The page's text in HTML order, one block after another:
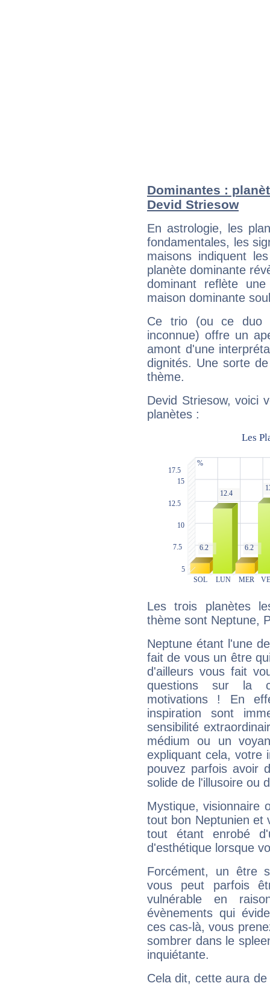
Dominantes :
Devid Striesow
En astrologie, les
fondamentales, les
maisons indiquent
planète dominante
dominant reflète
maison dominante
Ce trio (ou ce duo
inconnue) offre un
amont d'une
dignités. Une sorte
thème.
Devid Striesow, voici
planètes :
Les trois planètes
thème sont Neptune,
Neptune étant l'une
fait de vous un être
d'ailleurs vous fait
questions sur la
motivations ! En
inspiration sont
sensibilité
médium ou un
expliquant cela, votre
pouvez parfois avoir
solide de l'illusoire ou
Mystique, visionnaire
tout bon Neptunien et
tout étant enrobé
d'esthétique lorsque
Forcément, un être
vous peut parfois
vulnérable en
évènements qui
ces cas-là, vous
sombrer dans le
inquiétante.
Cela dit, cette aura